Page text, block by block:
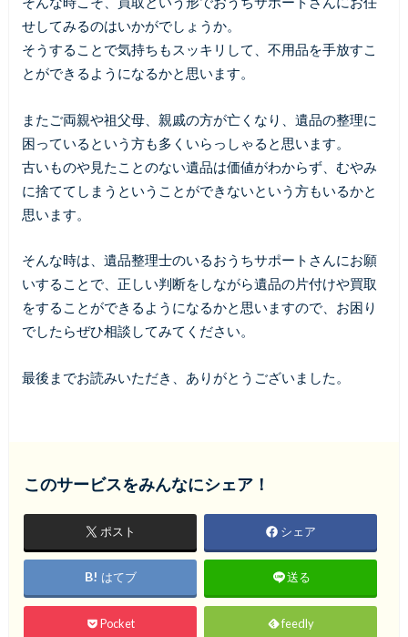
せしてみるのはいかがでしょうか。
そうすることで気持ちもスッキリして、不用品を手放すこ
とができるようになるかと思います。
またご両親や祖父母、親戚の方が亡くなり、遺品の整理に
困っているという方も多くいらっしゃると思います。
古いものや見たことのない遺品は価値がわからず、むやみ
に捨ててしまうということができないという方もいるかと
思います。
そんな時は、遺品整理士のいるおうちサポートさんにお願
いすることで、正しい判断をしながら遺品の片付けや買取
をすることができるようになるかと思いますので、お困り
でしたらぜひ相談してみてください。
最後までお読みいただき、ありがとうございました。
このサービスをみんなにシェア！
ポスト シェア
はてブ 送る
Pocket feedly